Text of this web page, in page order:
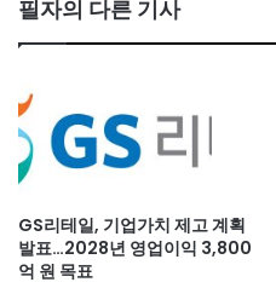
필자의 다른 기사
GS리테일, 기업가치 제고 계획
발표…2028년 영업이익 3,800
억 원 목표